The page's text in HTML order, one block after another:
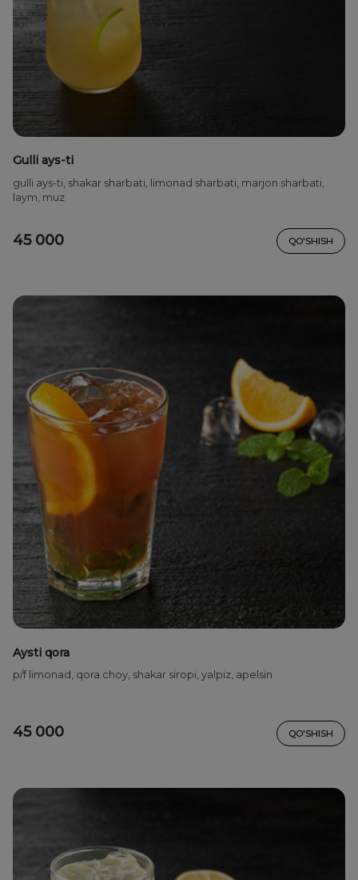
Gulli ays-ti
gulli ays-ti, shakar sharbati, limonad sharbati, marjon sharbati,
laym, muz
45 000 QO'SHISH
Aysti qora
p/f limonad, qora choy, shakar siropi, yalpiz, apelsin
45 000 QO'SHISH